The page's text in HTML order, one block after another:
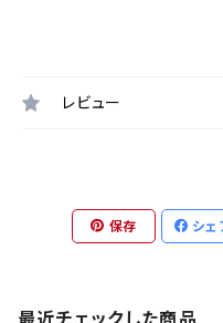
レビュー
保存 シェ
最近チェックした商品